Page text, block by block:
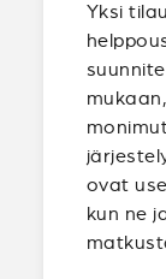
Yksi
ovat
kun ne